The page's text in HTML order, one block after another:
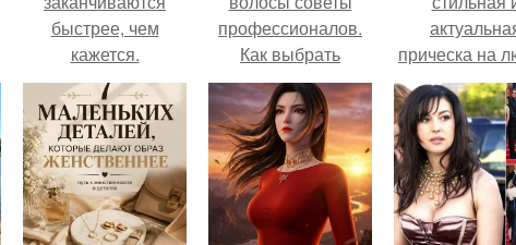
быстрее, чем
кажется.
профессионалов.
Как выбрать
идеальную стрижку
прическа на
случай.